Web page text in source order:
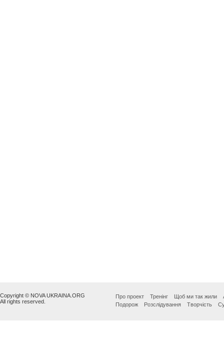
Copyright © NOVA UKRAINA.ORG
All rights reserved.
Про проект Тренінг Щоб ми так жили
Подорож
Розслідування Творчість